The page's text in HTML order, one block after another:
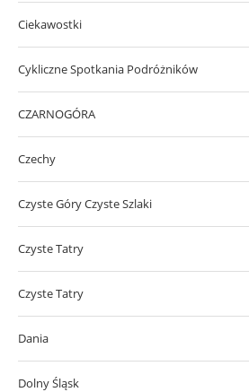
Ciekawostki
Cykliczne Spotkania Podróżników
CZARNOGÓRA
Czechy
Czyste Góry Czyste Szlaki
Czyste Tatry
Czyste Tatry
Dania
Dolny Śląsk